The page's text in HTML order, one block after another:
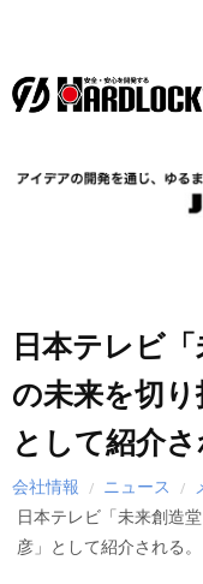
日本テレビ
の未来を切
として紹介さ
会社情報 ニュース
日本テレビ「未来創造
彦」として紹介される。